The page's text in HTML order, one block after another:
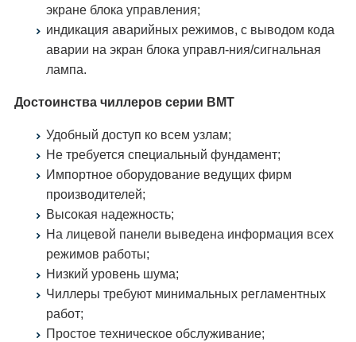
экране блока управления;
индикация аварийных режимов, с выводом кода
аварии на экран блока управл-ния/сигнальная
лампа.
Достоинства чиллеров серии ВМТ
Удобный доступ ко всем узлам;
Не требуется специальный фундамент;
Импортное оборудование ведущих фирм
производителей;
Высокая надежность;
На лицевой панели выведена информация всех
режимов работы;
Низкий уровень шума;
Чиллеры требуют минимальных регламентных
работ;
Простое техническое обслуживание;